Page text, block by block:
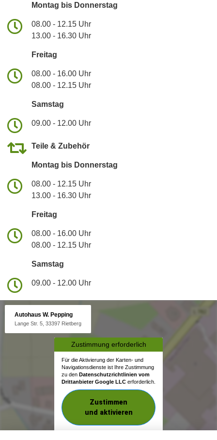
Montag bis Donnerstag
08.00 - 12.15 Uhr
13.00 - 16.30 Uhr
Freitag
08.00 - 16.00 Uhr
08.00 - 12.15 Uhr
Samstag
09.00 - 12.00 Uhr
Teile & Zubehör
Montag bis Donnerstag
08.00 - 12.15 Uhr
13.00 - 16.30 Uhr
Freitag
08.00 - 16.00 Uhr
08.00 - 12.15 Uhr
Samstag
09.00 - 12.00 Uhr
Autohaus W. Pepping
Lange Str. 5, 33397 Rietberg
Zustimmung erforderlich
Für die Aktivierung der Karten- und
Navigationsdienste ist Ihre Zustimmung
zu den Datenschutzrichtlinien vom
Drittanbieter Google LLC erforderlich.
Zustimmen
und aktivieren